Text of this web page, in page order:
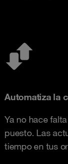
Automatiza la
Ya no hace
puesto. Las
tiempo en tus